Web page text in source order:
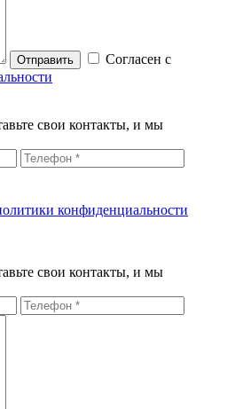
Отправить
Согласен с
свои контакты, и мы
конфиденциальности
свои контакты, и мы